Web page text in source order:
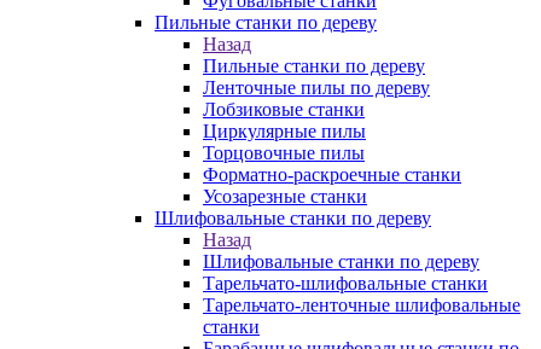
Пильные станки по дереву
Назад
Пильные станки по дереву
Ленточные пилы по дереву
Лобзиковые станки
Циркулярные пилы
Торцовочные пилы
Форматно-раскроечные станки
Усозарезные станки
Шлифовальные станки по дереву
Назад
Шлифовальные станки по дереву
Тарельчато-шлифовальные станки
Тарельчато-ленточные шлифовальные
станки